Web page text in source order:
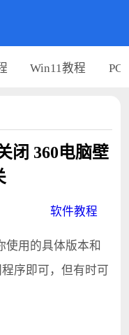
Win11教程 PC
闭 360电脑壁
软件教程
用的具体版本和
序即可，但有时可